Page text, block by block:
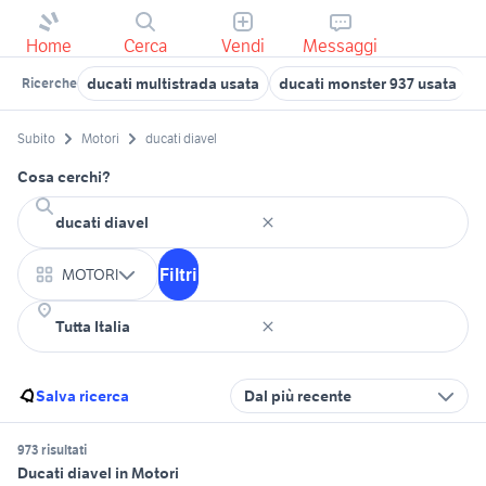
Home Cerca Vendi Messaggi
Ricerche ducati multistrada usata ducati monster 937 usata
Subito Motori ducati diavel
Cosa cerchi?
MOTORI Filtri
Salva ricerca Dal più recente
973 risultati
Ducati diavel in Motori